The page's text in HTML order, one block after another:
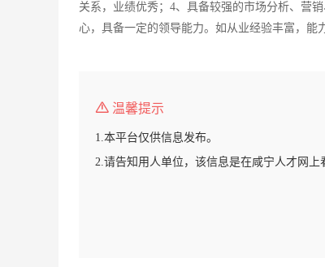
关系，业绩优秀；4、具备较强的市场分析、营
心，具备一定的领导能力。如从业经验丰富，能
温馨提示
1.本平台仅供信息发布。
2.请告知用人单位，该信息是在咸宁人才网上